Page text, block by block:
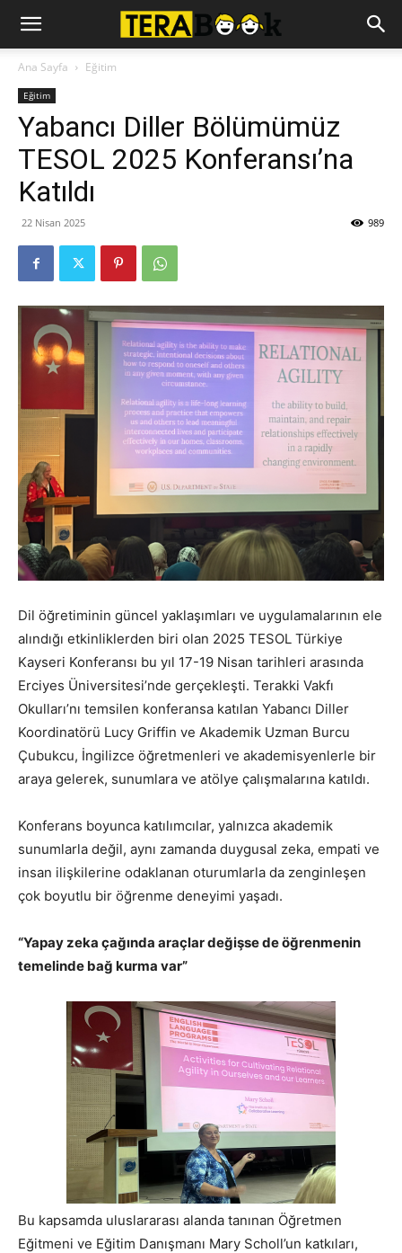
Ana Sayfa Eğitim
Eğitim
Yabancı Diller Bölümümüz
TESOL 2025 Konferansı’na
Katıldı
22 Nisan 2025 989
Dil öğretiminin güncel yaklaşımları ve uygulamalarının ele
alındığı etkinliklerden biri olan 2025 TESOL Türkiye
Kayseri Konferansı bu yıl 17-19 Nisan tarihleri arasında
Erciyes Üniversitesi’nde gerçekleşti. Terakki Vakfı
Okulları’nı temsilen konferansa katılan Yabancı Diller
Koordinatörü Lucy Griffin ve Akademik Uzman Burcu
Çubukcu, İngilizce öğretmenleri ve akademisyenlerle bir
araya gelerek, sunumlara ve atölye çalışmalarına katıldı.
Konferans boyunca katılımcılar, yalnızca akademik
sunumlarla değil, aynı zamanda duygusal zeka, empati ve
insan ilişkilerine odaklanan oturumlarla da zenginleşen
çok boyutlu bir öğrenme deneyimi yaşadı.
“Yapay zeka çağında araçlar değişse de öğrenmenin
temelinde bağ kurma var”
Bu kapsamda uluslararası alanda tanınan Öğretmen
Eğitmeni ve Eğitim Danışmanı Mary Scholl’un katkıları,